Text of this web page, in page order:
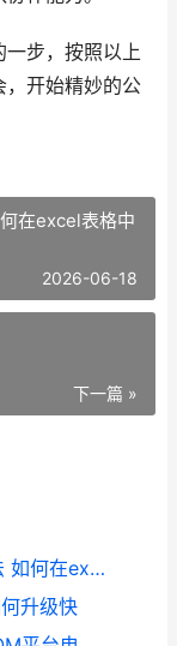
步，按照以上
，开始精妙的公
在excel表格中
2026-06-18
下一篇 »
如何在excel表格中配置公式重算玩法 如何在excel表格中加斜杠线
升级快